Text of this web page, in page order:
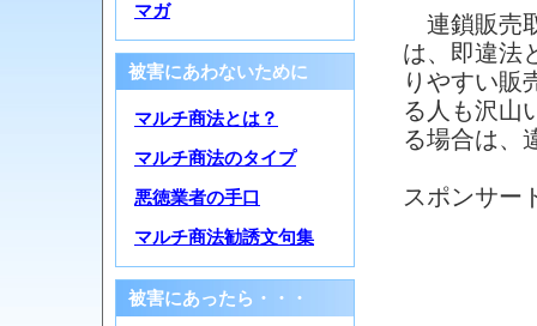
連鎖販売
は、即違法
りやすい販
る人も沢山
る場合は、
スポンサ
マガ
被害にあわないために
マルチ商法とは？
マルチ商法のタイプ
悪徳業者の手口
マルチ商法勧誘文句集
被害にあったら・・・